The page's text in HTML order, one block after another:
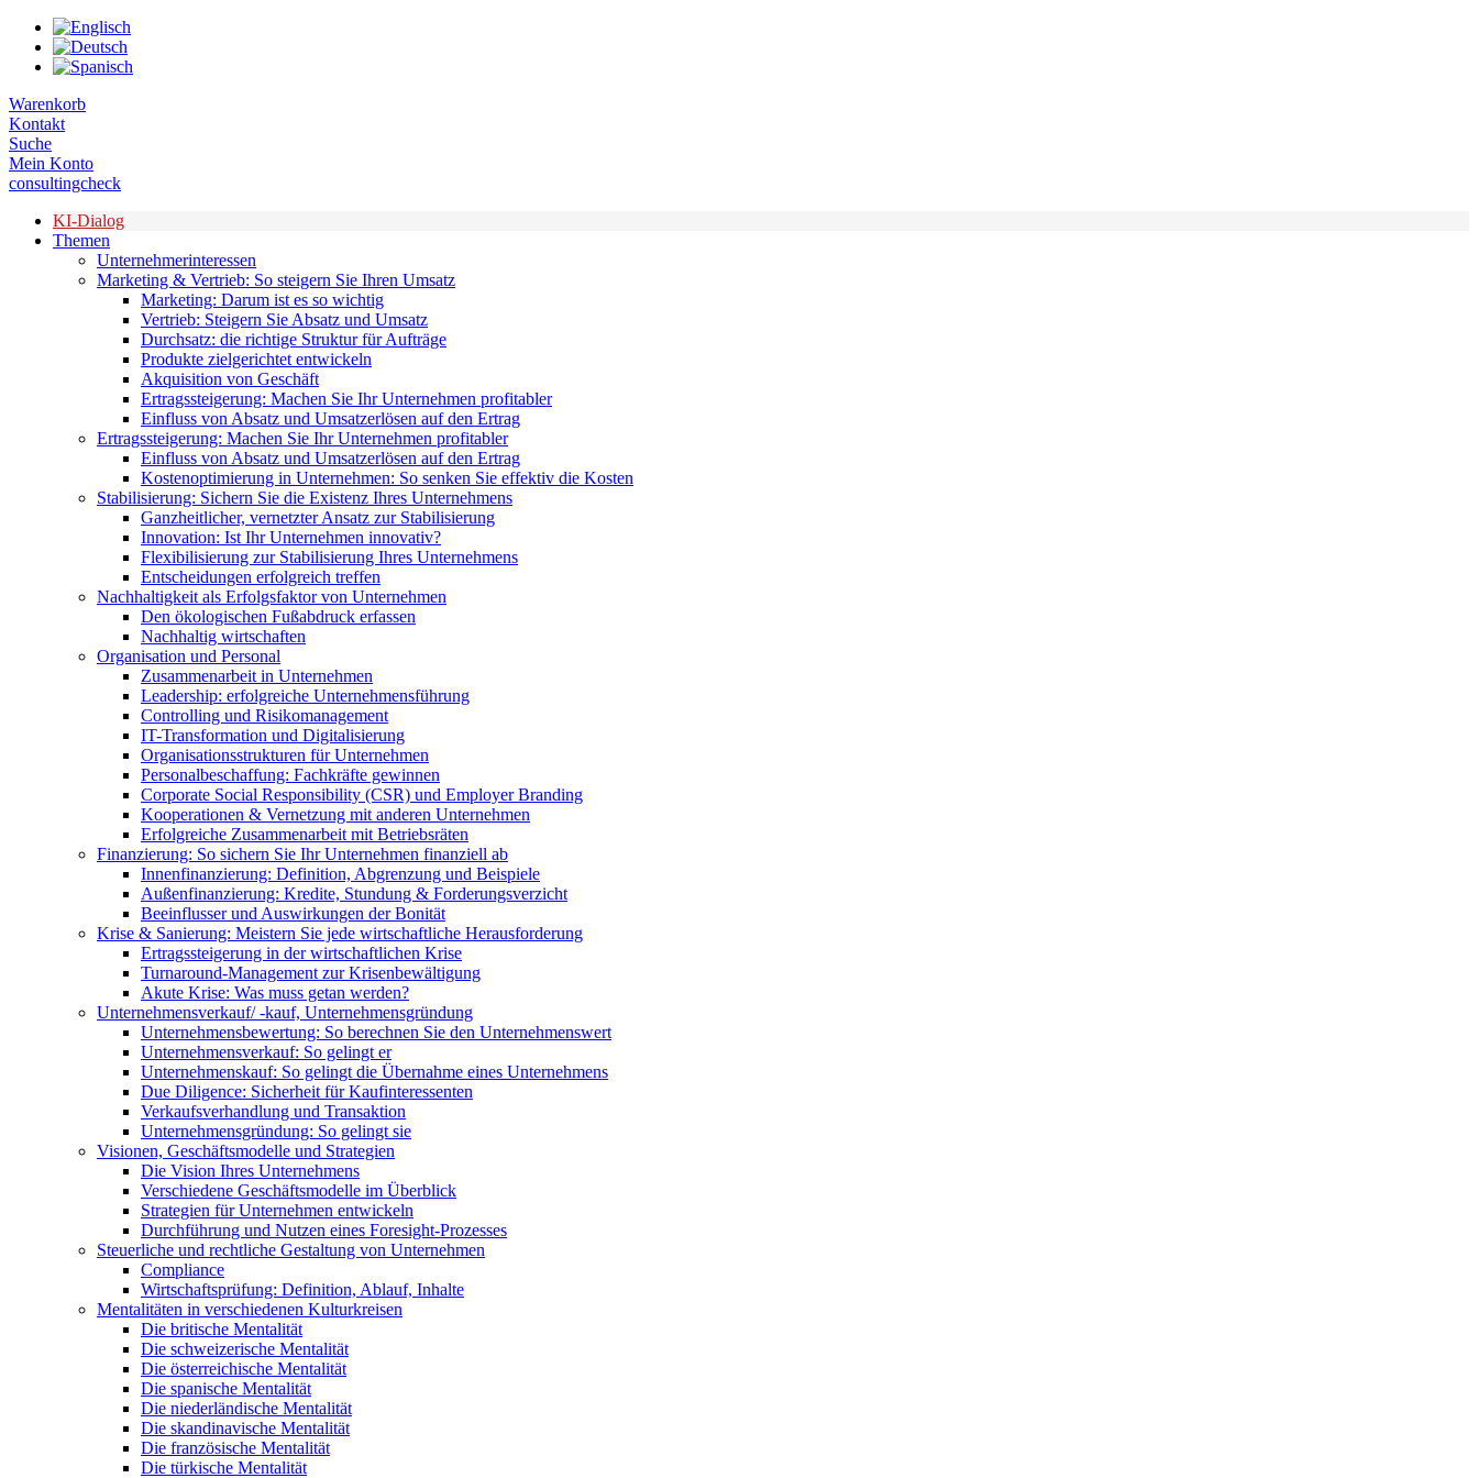
Zum
Inhalt
springen
Warenkorb
Kontakt
Suche
Mein Konto
consultingcheck
KI-Dialog
Themen
Unternehmerinteressen
Marketing & Vertrieb: So steigern Sie Ihren Umsatz
Marketing: Darum ist es so wichtig
Vertrieb: Steigern Sie Absatz und Umsatz
Durchsatz: die richtige Struktur für Aufträge
Produkte zielgerichtet entwickeln
Akquisition von Geschäft
Ertragssteigerung: Machen Sie Ihr Unternehmen profitabler
Einfluss von Absatz und Umsatzerlösen auf den Ertrag
Ertragssteigerung: Machen Sie Ihr Unternehmen profitabler
Einfluss von Absatz und Umsatzerlösen auf den Ertrag
Kostenoptimierung in Unternehmen: So senken Sie effektiv die Kosten
Stabilisierung: Sichern Sie die Existenz Ihres Unternehmens
Ganzheitlicher, vernetzter Ansatz zur Stabilisierung
Innovation: Ist Ihr Unternehmen innovativ?
Flexibilisierung zur Stabilisierung Ihres Unternehmens
Entscheidungen erfolgreich treffen
Nachhaltigkeit als Erfolgsfaktor von Unternehmen
Den ökologischen Fußabdruck erfassen
Nachhaltig wirtschaften
Organisation und Personal
Zusammenarbeit in Unternehmen
Leadership: erfolgreiche Unternehmensführung
Controlling und Risikomanagement
IT-Transformation und Digitalisierung
Organisationsstrukturen für Unternehmen
Personalbeschaffung: Fachkräfte gewinnen
Corporate Social Responsibility (CSR) und Employer Branding
Kooperationen & Vernetzung mit anderen Unternehmen
Erfolgreiche Zusammenarbeit mit Betriebsräten
Finanzierung: So sichern Sie Ihr Unternehmen finanziell ab
Innenfinanzierung: Definition, Abgrenzung und Beispiele
Außenfinanzierung: Kredite, Stundung & Forderungsverzicht
Beeinflusser und Auswirkungen der Bonität
Krise & Sanierung: Meistern Sie jede wirtschaftliche Herausforderung
Ertragssteigerung in der wirtschaftlichen Krise
Turnaround-Management zur Krisenbewältigung
Akute Krise: Was muss getan werden?
Unternehmensverkauf/ -kauf, Unternehmensgründung
Unternehmensbewertung: So berechnen Sie den Unternehmenswert
Unternehmensverkauf: So gelingt er
Unternehmenskauf: So gelingt die Übernahme eines Unternehmens
Due Diligence: Sicherheit für Kaufinteressenten
Verkaufsverhandlung und Transaktion
Unternehmensgründung: So gelingt sie
Visionen, Geschäftsmodelle und Strategien
Die Vision Ihres Unternehmens
Verschiedene Geschäftsmodelle im Überblick
Strategien für Unternehmen entwickeln
Durchführung und Nutzen eines Foresight-Prozesses
Steuerliche und rechtliche Gestaltung von Unternehmen
Compliance
Wirtschaftsprüfung: Definition, Ablauf, Inhalte
Mentalitäten in verschiedenen Kulturkreisen
Die britische Mentalität
Die schweizerische Mentalität
Die österreichische Mentalität
Die spanische Mentalität
Die niederländische Mentalität
Die skandinavische Mentalität
Die französische Mentalität
Die türkische Mentalität